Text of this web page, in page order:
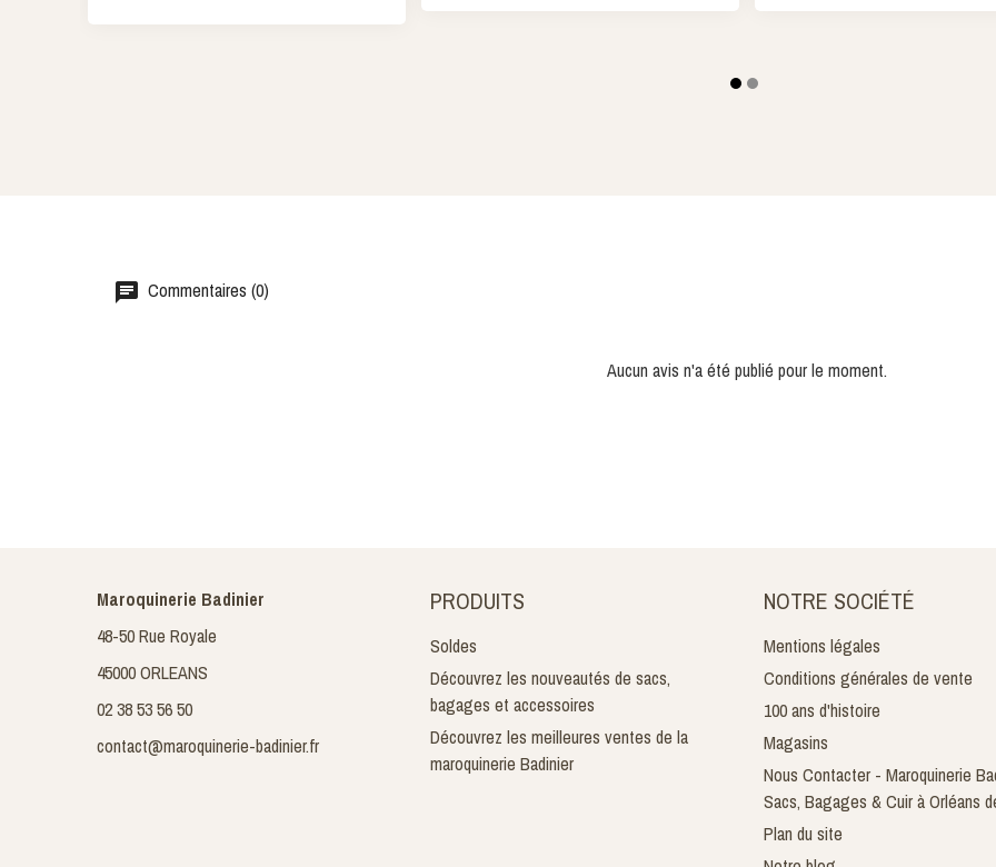
Commentaires (0)
Aucun avis n'a été publié pour le moment.
Maroquinerie Badinier
48-50 Rue Royale
45000 ORLEANS
02 38 53 56 50
contact@maroquinerie-badinier.fr
PRODUITS
Soldes
Découvrez les nouveautés de sacs,
bagages et accessoires
Découvrez les meilleures ventes de la
maroquinerie Badinier
NOTRE SOCIÉTÉ
Mentions légales
Conditions générales de vente
100 ans d'histoire
Magasins
Nous Contacter - Maroquinerie
Sacs, Bagages & Cuir à Orléans
Plan du site